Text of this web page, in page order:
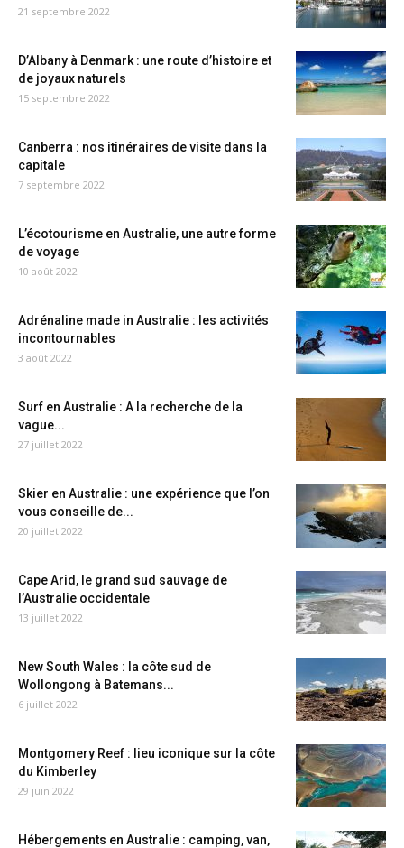
21 septembre 2022
D’Albany à Denmark : une route d’histoire et
de joyaux naturels
15 septembre 2022
Canberra : nos itinéraires de visite dans la
capitale
7 septembre 2022
L’écotourisme en Australie, une autre forme
de voyage
10 août 2022
Adrénaline made in Australie : les activités
incontournables
3 août 2022
Surf en Australie : A la recherche de la
vague...
27 juillet 2022
Skier en Australie : une expérience que l’on
vous conseille de...
20 juillet 2022
Cape Arid, le grand sud sauvage de
l’Australie occidentale
13 juillet 2022
New South Wales : la côte sud de
Wollongong à Batemans...
6 juillet 2022
Montgomery Reef : lieu iconique sur la côte
du Kimberley
29 juin 2022
Hébergements en Australie : camping, van,